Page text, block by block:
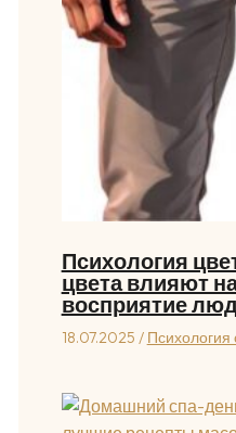
Психология
цвета влияют
восприятие
18.07.2025 / Психология